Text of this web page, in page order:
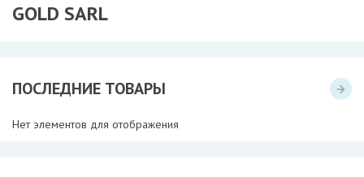
GOLD SARL
ПОСЛЕДНИЕ ТОВАРЫ
Нет элементов для отображения